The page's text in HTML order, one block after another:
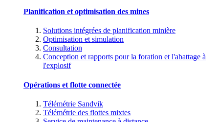
Planification et optimisation des mines
Solutions intégrées de planification minière
Optimisation et simulation
Consultation
Conception et rapports pour la foration et l'abattage à
l'explosif
Opérations et flotte connectée
Télémétrie Sandvik
Télémétrie des flottes mixtes